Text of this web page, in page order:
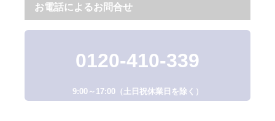
お電話によるお問合せ
0120-410-339
9:00～17:00（土日祝休業日を除く）